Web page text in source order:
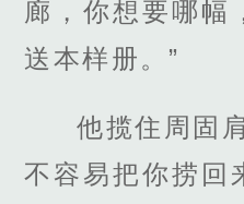
廊，你想要哪幅
送本样册。”
他揽住周固
不容易把你捞回